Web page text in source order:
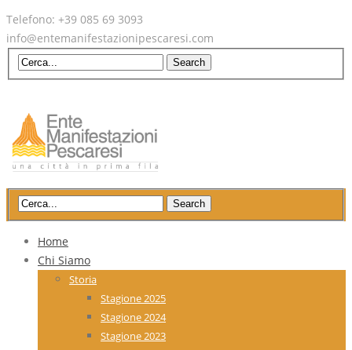
Telefono: +39 085 69 3093
info@entemanifestazionipescaresi.com
Home
Chi Siamo
Storia
Stagione 2025
Stagione 2024
Stagione 2023